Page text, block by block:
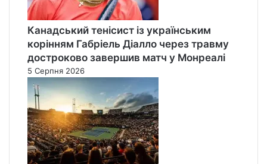
Канадський тенісист із українським
корінням Габріель Діалло через травму
достроково завершив матч у Монреалі
5 Серпня 2026